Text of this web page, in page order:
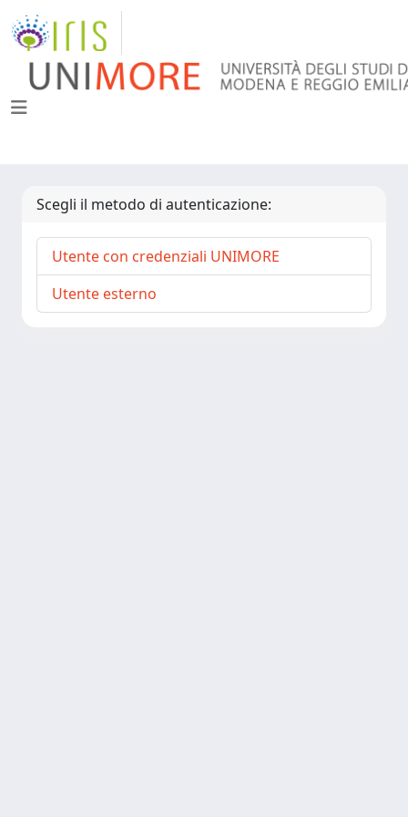
Scegli il metodo di autenticazione:
Utente con credenziali UNIMORE
Utente esterno